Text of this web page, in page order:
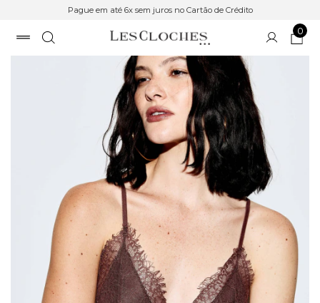
Pague em até 6x sem juros no Cartão de Crédito
0